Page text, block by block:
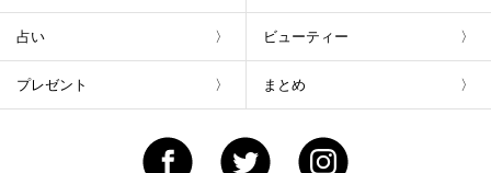
占い ビューティー
プレゼント まとめ